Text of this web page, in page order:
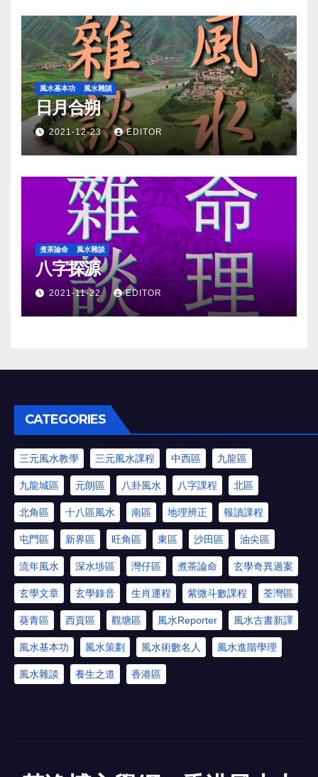
風水基本功 風水雜談
日月合朔
2021-12-23 EDITOR
煮茶論命 風水雜談
八字探源
2021-11-22 EDITOR
CATEGORIES
三元風水教學 三元風水課程 中西區 九龍區
九龍城區 元朗區 八卦風水 八字課程 北區
北角區 十八區風水 南區 地理辨正 報讀課程
屯門區 新界區 旺角區 東區 沙田區 油尖區
流年風水 深水埗區 灣仔區 煮茶論命 玄學奇異過案
玄學文章 玄學錄音 生肖運程 紫微斗數課程 荃灣區
葵青區 西貢區 觀塘區 風水Reporter 風水古書新譯
風水基本功 風水策劃 風水術數名人 風水進階學理
風水雜談 養生之道 香港區